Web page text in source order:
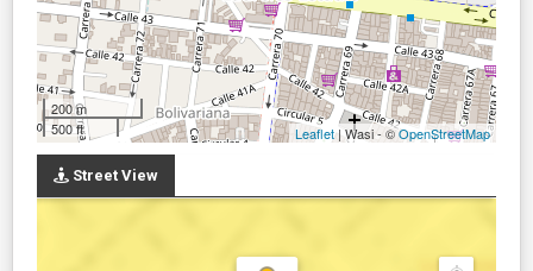
200 m
500 ft
Leaflet| Wasi - ©OpenStreetMap
Street View